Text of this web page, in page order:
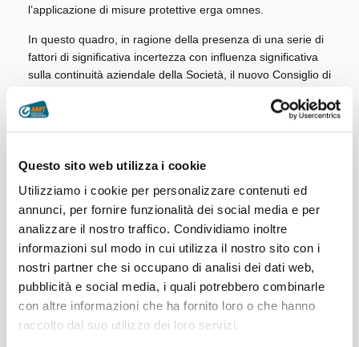
Questo sito web utilizza i cookie
Utilizziamo i cookie per personalizzare contenuti ed
annunci, per fornire funzionalità dei social media e per
analizzare il nostro traffico. Condividiamo inoltre
informazioni sul modo in cui utilizza il nostro sito con i
nostri partner che si occupano di analisi dei dati web,
pubblicità e social media, i quali potrebbero combinarle
con altre informazioni che ha fornito loro o che hanno
raccolto dal suo utilizzo dei loro servizi.
l’applicazione di misure protettive erga omnes.
In questo quadro, in ragione della presenza di una serie di
fattori di significativa incertezza con influenza significativa
sulla continuità aziendale della Società, il nuovo Consiglio di
hanno comportato l’allungamento dei tempi di
che prevede le seguenti principali azioni strategiche:
il rafforzamento patrimoniale-finanziario della Società
tramite aumento di capitale e/o finanziamenti soci,
intervento da definire in dettaglio in funzione delle
dilazioni di pagamento che saranno definite ad esito
della composizione negoziata della crisi;
la revisione dei Contratti di Servizio;